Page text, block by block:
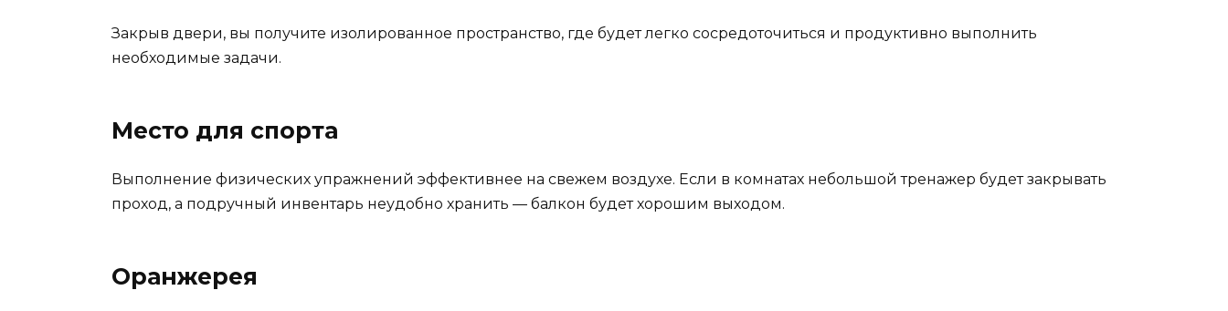
Закрыв двери, вы получите изолированное пространство, где будет легко сосредоточиться и продуктивно выполнить
необходимые задачи.
Место для спорта
Выполнение физических упражнений эффективнее на свежем воздухе. Если в комнатах небольшой тренажер будет закрывать
проход, а подручный инвентарь неудобно хранить — балкон будет хорошим выходом.
Оранжерея